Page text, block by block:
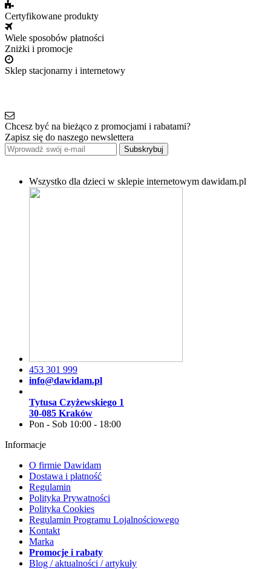
Certyfikowane produkty
Wiele sposobów płatności
Zniżki i promocje
Sklep stacjonarny i internetowy
Chcesz być na bieżąco z promocjami i rabatami?
Zapisz się do naszego newslettera
Subskrybuj
Wszystko dla dzieci w sklepie internetowym dawidam.pl
453 301 999
info@dawidam.pl
Tytusa Czyżewskiego 1
30-085 Kraków
Pon - Sob 10:00 - 18:00
Informacje
O firmie Dawidam
Dostawa i płatność
Regulamin
Polityka Prywatności
Polityka Cookies
Regulamin Programu Lojalnościowego
Kontakt
Marka
Promocje i rabaty
Blog / aktualności / artykuły